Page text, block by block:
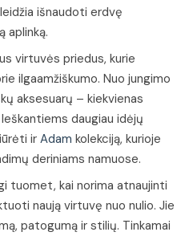
išnaudoti erdvę
aplinką.
virtuvės priedus, kurie
ilgaamžiškumo. Nuo jungimo
aksesuarų – kiekvienas
daugiau idėjų
ir Adam kolekciją, kurioje
deriniams namuose.
tuomet, kai norima atnaujinti
naują virtuvę nuo nulio. Jie
patogumą ir stilių. Tinkamai